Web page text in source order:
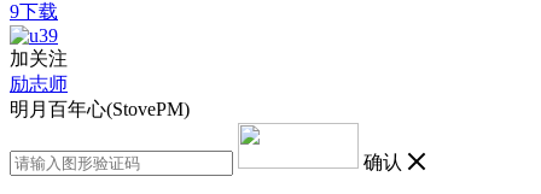
9下载
加关注
励志师
明月百年心(StovePM)
确认